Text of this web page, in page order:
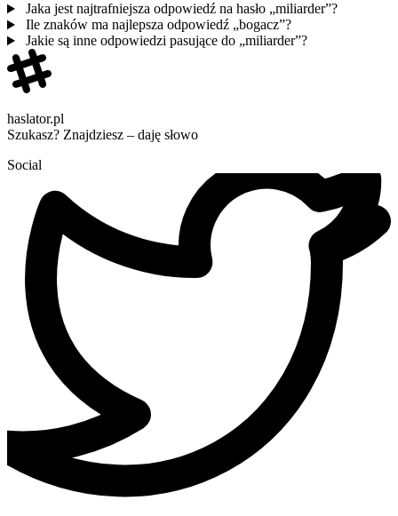
Jaka jest najtrafniejsza odpowiedź na hasło „miliarder”?
Ile znaków ma najlepsza odpowiedź „bogacz”?
Jakie są inne odpowiedzi pasujące do „miliarder”?
haslator.pl
Szukasz? Znajdziesz – daję słowo
Social